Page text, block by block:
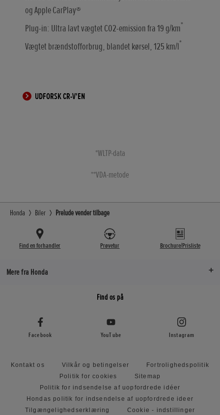
og Apple CarPlay®
Plug-in: Ultra lavt vægtet CO2-emission fra 19 g/km*
Vægtet brændstofforbrug, blandet kørsel, 125 km/l*
UDFORSK CR-V'EN
*WLTP-data
**VDA-metode
Honda Biler Prelude vender tilbage
Find en forhandler Prøvetur Brochure/Prisliste
Mere fra Honda
Find os på
Facebook YouTube Instagram
Kontakt os Vilkår og betingelser
Fortrolighedspolitik
Politik for cookies
Sitemap
Politik for indsendelse af uopfordrede idéer
Hondas politik for indsendelse af uopfordrede ideer
Tilgængelighedserklæring
Cookie - indstillinger